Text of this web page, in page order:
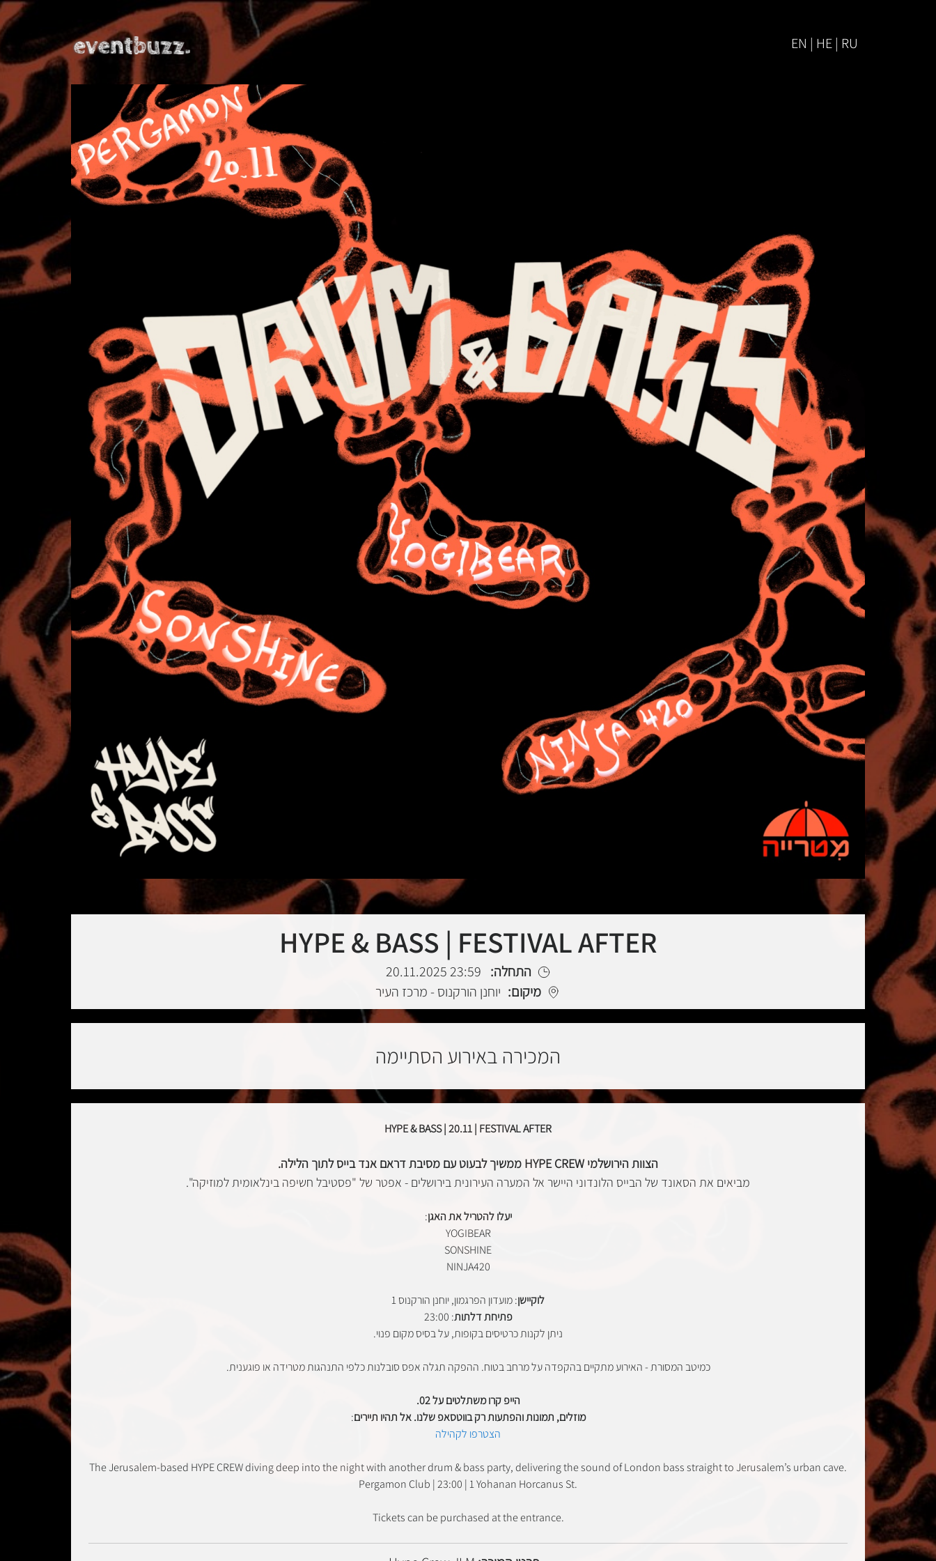
EN | HE | RU
HYPE & BASS | FESTIVAL AFTER
התחלה: 23:59 20.11.2025
מיקום: יוחנן הורקנוס - מרכז העיר
המכירה באירוע הסתיימה
HYPE & BASS | 20.11 | FESTIVAL AFTER
הצוות הירושלמי HYPE CREW ממשיך לבעוט עם מסיבת דראם אנד בייס לתוך הלילה.
מביאים את הסאונד של הבייס הלונדוני היישר אל המערה העירונית בירושלים - אפטר של "פסטיבל חשיפה בינלאומית למוזיקה".
יעלו להטריל את האגן:
YOGIBEAR
SONSHINE
NINJA420
לוקיישן: מועדון הפרגמון, יוחנן הורקנוס 1
פתיחת דלתות: 23:00
ניתן לקנות כרטיסים בקופות, על בסיס מקום פנוי.
כמיטב המסורת - האירוע מתקיים בהקפדה על מרחב בטוח. ההפקה תגלה אפס סובלנות כלפי התנהגות מטרידה או פוגענית.
הייפ קרו משתלטים על 02.
מוזלים, תמונות והפתעות רק בווטסאפ שלנו. אל תהיו תיירים:
הצטרפו לקהילה
The Jerusalem-based HYPE CREW diving deep into the night with another drum & bass party, delivering the sound of London bass straight to Jerusalem’s urban cave.
Pergamon Club | 23:00 | 1 Yohanan Horcanus St.
Tickets can be purchased at the entrance.